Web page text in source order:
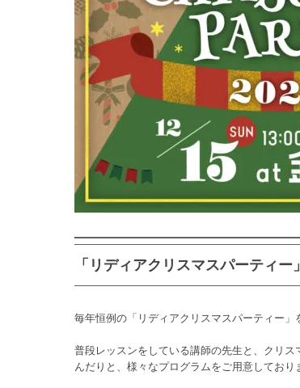
「リディアクリスマスパーティ
毎年恒例の「リディアクリスマスパーティー」
普段レッスンをしている講師の先生と、クリ
んだりと、様々なプログラムをご用意しており